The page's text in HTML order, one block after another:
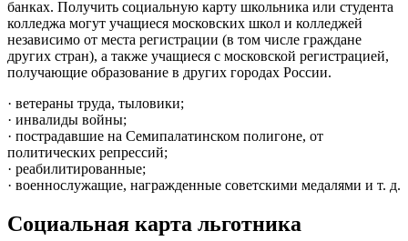
банках. Получить социальную карту школьника или студента
колледжа могут учащиеся московских школ и колледжей
независимо от места регистрации (в том числе граждане
других стран), а также учащиеся с московской регистрацией,
получающие образование в других городах России.
· ветераны труда, тыловики;
· инвалиды войны;
· пострадавшие на Семипалатинском полигоне, от
политических репрессий;
· реабилитированные;
· военнослужащие, награжденные советскими медалями и т. д.
Социальная карта льготника